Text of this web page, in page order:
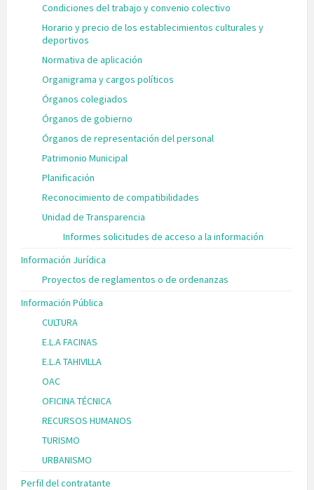
Condiciones del trabajo y convenio colectivo
Horario y precio de los establecimientos culturales y
deportivos
Normativa de aplicación
Organigrama y cargos políticos
Órganos colegiados
Órganos de gobierno
Órganos de representación del personal
Patrimonio Municipal
Planificación
Reconocimiento de compatibilidades
Unidad de Transparencia
Informes solicitudes de acceso a la información
Información Jurídica
Proyectos de reglamentos o de ordenanzas
Información Pública
CULTURA
E.L.A FACINAS
E.L.A TAHIVILLA
OAC
OFICINA TÉCNICA
RECURSOS HUMANOS
TURISMO
URBANISMO
Perfil del contratante